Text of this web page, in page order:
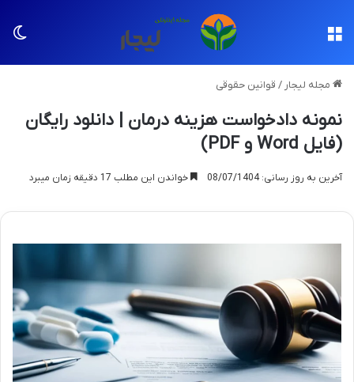
مجله لیجار / قوانین حقوقی
نمونه دادخواست هزینه درمان | دانلود رایگان
(فایل Word و PDF)
آخرین به روز رسانی: 08/07/1404 خواندن این مطلب 17 دقیقه زمان میبرد